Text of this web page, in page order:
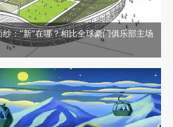
纱：“新”在哪？相比全球豪门俱乐部主场